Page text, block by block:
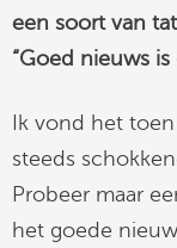
linkedin
een soort van
“Goed nieuws is
Ik vond het
steeds
Probeer maar
het goede